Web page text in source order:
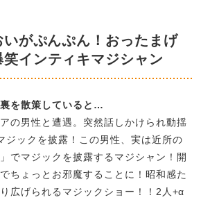
いがぷんぷん！おったまげ
笑インティキマジシャン
を散策していると…
の男性と遭遇。突然話しかけられ動揺
ジックを披露！この男性、実は近所の
でマジックを披露するマジシャン！開
ちょっとお邪魔することに！昭和感た
広げられるマジックショー！！2人+α